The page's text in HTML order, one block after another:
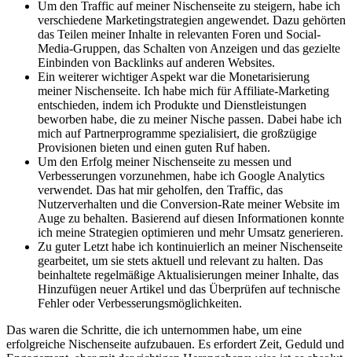
Um‍ den⁣ Traffic auf⁣ meiner Nischenseite zu steigern, habe ich
verschiedene Marketingstrategien angewendet.‌ Dazu gehörten
das Teilen⁤ meiner‍ Inhalte in relevanten Foren ‍und Social-
Media-Gruppen, ‍das Schalten von Anzeigen und das gezielte​
Einbinden‌ von Backlinks auf ⁢anderen Websites.
Ein‌ weiterer wichtiger Aspekt ⁣war die Monetarisierung
meiner Nischenseite.⁢ Ich habe mich für‌ Affiliate-Marketing
entschieden, ⁢indem ‍ich⁢ Produkte⁣ und ‍Dienstleistungen
‍beworben ⁣habe, die zu meiner Nische passen.‍ Dabei habe ich
mich ⁣auf ⁢Partnerprogramme spezialisiert,⁤ die ⁢großzügige
Provisionen ⁤bieten und einen guten Ruf haben.
Um ‍den Erfolg meiner ‌Nischenseite zu messen ‍und‌
Verbesserungen vorzunehmen, habe ich⁣ Google ​Analytics
verwendet. Das hat mir ⁢geholfen, den Traffic, das
Nutzerverhalten und die Conversion-Rate meiner ⁢Website im
Auge zu behalten. ⁣Basierend​ auf diesen ⁣Informationen konnte
ich ‌meine ⁢Strategien⁣ optimieren ‌und mehr ⁤Umsatz generieren.
Zu ​guter ​Letzt habe ich kontinuierlich an meiner Nischenseite ​
gearbeitet, um sie stets aktuell und relevant⁤ zu ⁣halten. Das
beinhaltete regelmäßige Aktualisierungen⁣ meiner Inhalte, das​
Hinzufügen‌ neuer Artikel und das⁤ Überprüfen auf ⁣technische
Fehler‌ oder‍ Verbesserungsmöglichkeiten.
Das waren ‍die Schritte, die ich unternommen habe, ​um eine
erfolgreiche ​Nischenseite aufzubauen. Es erfordert Zeit,⁤ Geduld ​und